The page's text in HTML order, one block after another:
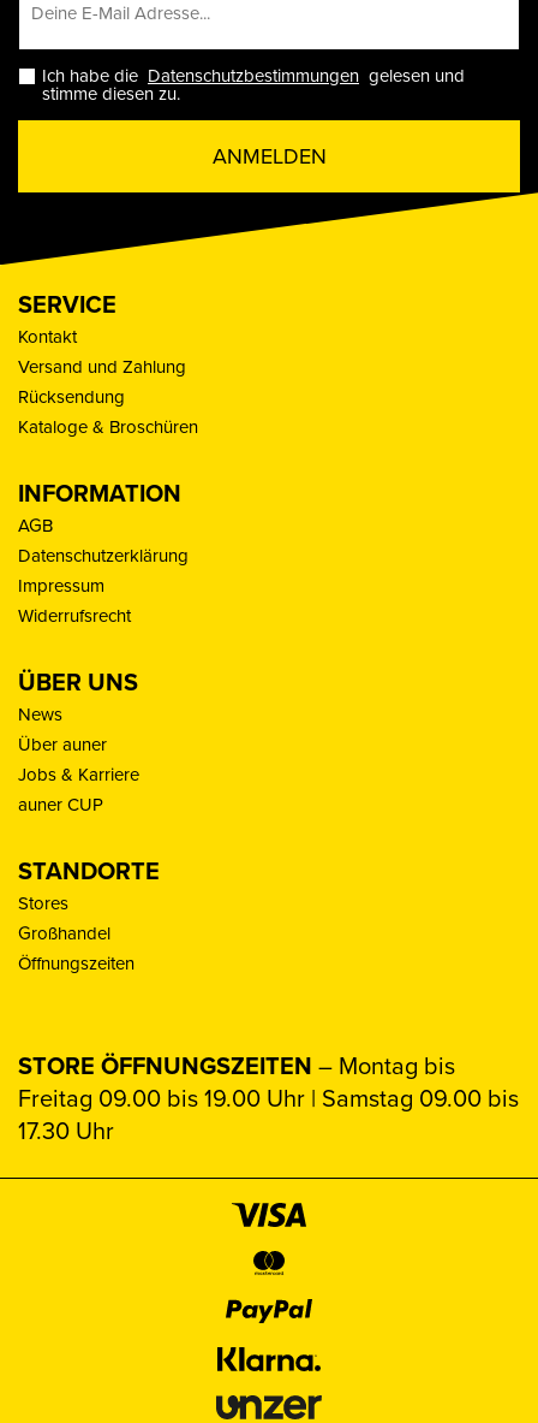
Ich habe die Datenschutzbestimmungen gelesen und
stimme diesen zu.
ANMELDEN
SERVICE
Kontakt
Versand und Zahlung
Rücksendung
Kataloge & Broschüren
INFORMATION
AGB
Datenschutzerklärung
Impressum
Widerrufsrecht
ÜBER UNS
News
Über auner
Jobs & Karriere
auner CUP
STANDORTE
Stores
Großhandel
Öffnungszeiten
STORE ÖFFNUNGSZEITEN – Montag bis
Freitag 09.00 bis 19.00 Uhr | Samstag 09.00 bis
17.30 Uhr